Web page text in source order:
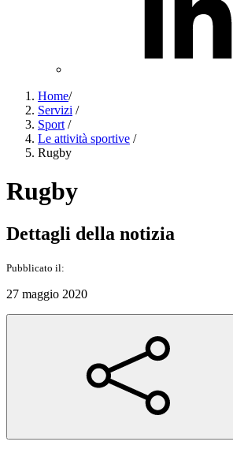
Home/
Servizi /
Sport /
Le attività sportive /
Rugby
Rugby
Dettagli della notizia
Pubblicato il:
27 maggio 2020